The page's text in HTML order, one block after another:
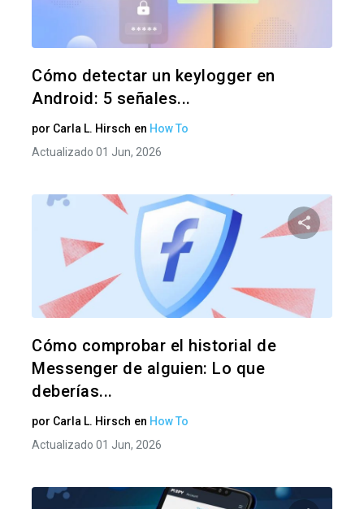
Cómo detectar un keylogger en
Android: 5 señales...
por Carla L. Hirsch en How To
Actualizado 01 Jun, 2026
Cómo comprobar el historial de
Messenger de alguien: Lo que
deberías...
por Carla L. Hirsch en How To
Actualizado 01 Jun, 2026